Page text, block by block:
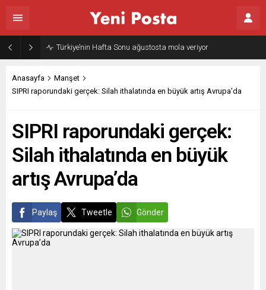
Anasayfa
Manşet
SIPRI raporundaki gerçek: Silah ithalatında en büyük artış Avrupa’da
SIPRI raporundaki gerçek:
Silah ithalatında en büyük
artış Avrupa’da
Paylaş Tweetle Gönder